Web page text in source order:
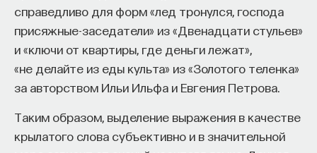
справедливо для форм «лед тронулся, господа
присяжные-заседатели» из «Двенадцати стульев»
и «ключи от квартиры, где деньги лежат»,
«не делайте из еды культа» из «Золотого теленка»
за авторством Ильи Ильфа и Евгения Петрова.
Таким образом, выделение выражения в качестве
крылатого слова субъективно и в значительной